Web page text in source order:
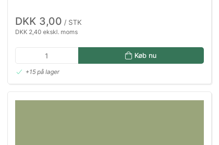
DKK 3,00 / STK
DKK 2,40 ekskl. moms
Køb nu
+15 på lager